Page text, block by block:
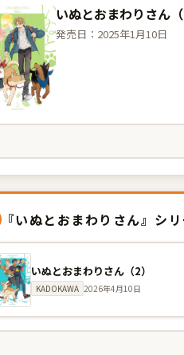
いぬとおまわりさん（
発売日：2025年1月10日
『いぬとおまわりさん』シ
いぬとおまわりさん（2）
KADOKAWA 2026年4月10日